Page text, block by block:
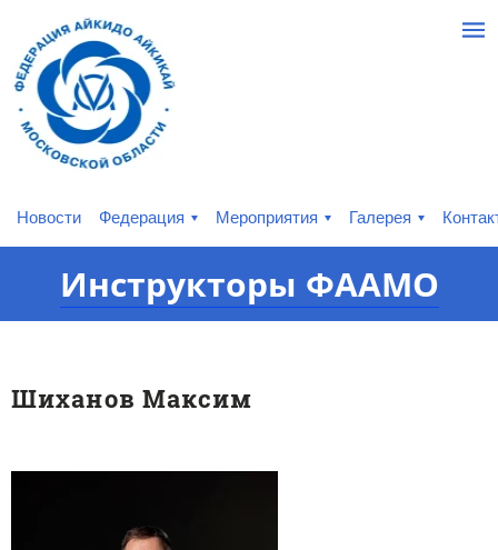
Новости Федерация Мероприятия Галерея
Инструкторы ФААМО
Шиханов Максим